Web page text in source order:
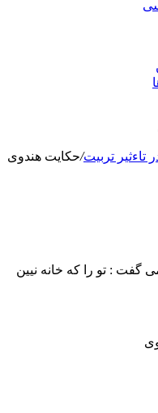
تاءثير تربيت/حکایت هندوی
گفت : تو را که خانه نیین